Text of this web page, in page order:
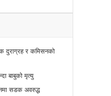
दुराग्रह र कमिसनको
बाबुको मृत्यु
सडक अवरुद्ध